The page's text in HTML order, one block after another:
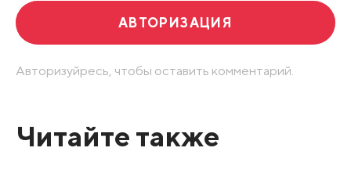
АВТОРИЗАЦИЯ
Авторизуйресь, чтобы оставить комментарий.
Читайте также